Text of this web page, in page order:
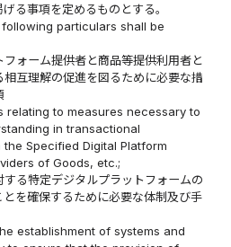
る事項を定めるものとする。
particulars shall be
ォーム提供者と商品等提供利用者と
互理解の促進を図るために必要な措
relating to measures necessary to
in transactional
Specified Digital Platform
of Goods, etc.;
る特定デジタルプラットフォームの
を確保するために必要な体制及び手
establishment of systems and